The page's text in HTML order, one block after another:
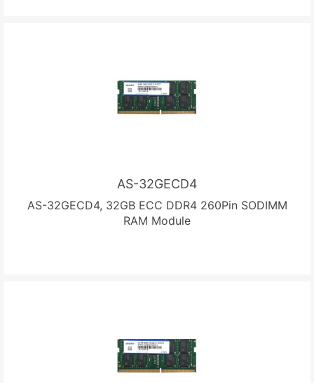
AS-32GECD4
AS-32GECD4, 32GB ECC DDR4 260Pin SODIMM
RAM Module